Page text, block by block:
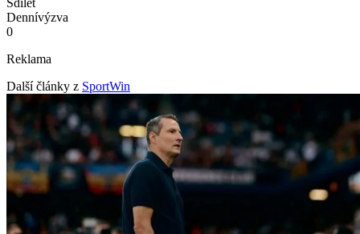
Dennívýzva
0
Reklama
Další články z SportWin